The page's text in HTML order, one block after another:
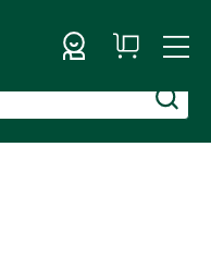
Logg inn
Handlekurv